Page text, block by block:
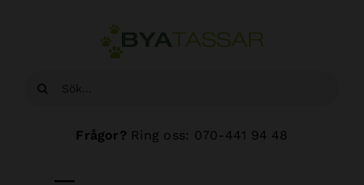
Sök
Frågor? Ring oss: 070-441 94 48